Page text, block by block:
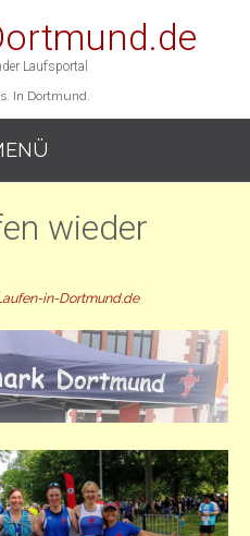
Laufsportal
In Dortmund.
wieder
in-Dortmund.de